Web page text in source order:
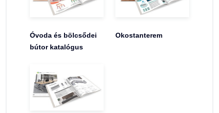
Óvoda és bölcsődei
bútor katalógus
Okostanterem